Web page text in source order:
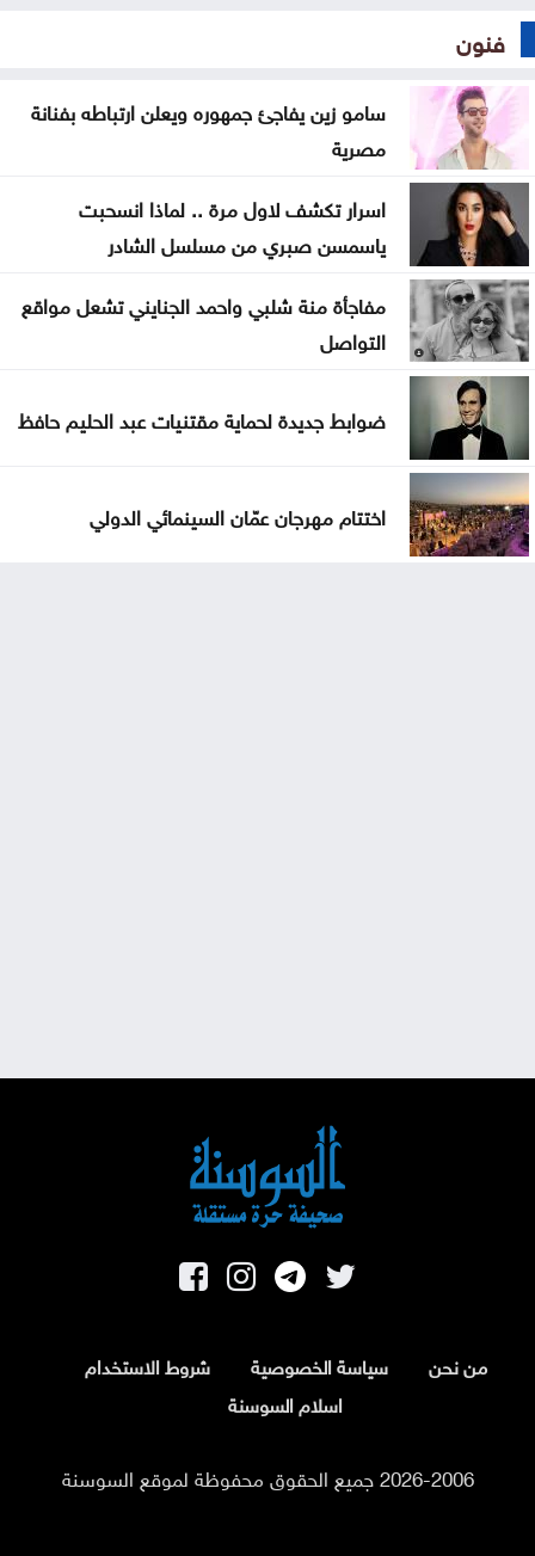
فنون
سامو زين يفاجئ جمهوره ويعلن ارتباطه بفنانة
مصرية
اسرار تكشف لاول مرة .. لماذا انسحبت
ياسمسن صبري من مسلسل الشادر
مفاجأة منة شلبي واحمد الجنايني تشعل مواقع
التواصل
ضوابط جديدة لحماية مقتنيات عبد الحليم حافظ
اختتام مهرجان عمّان السينمائي الدولي
من نحن سياسة الخصوصية
شروط الاستخدام
اسلام السوسنة
2026-2006 جميع الحقوق محفوظة لموقع السوسنة